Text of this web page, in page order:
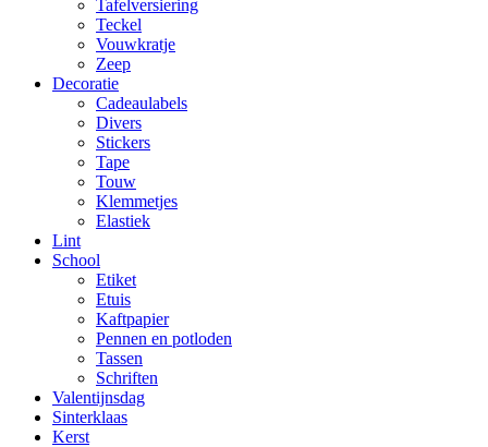
Tafelversiering
Teckel
Vouwkratje
Zeep
Decoratie
Cadeaulabels
Divers
Stickers
Tape
Touw
Klemmetjes
Elastiek
Lint
School
Etiket
Etuis
Kaftpapier
Pennen en potloden
Tassen
Schriften
Valentijnsdag
Sinterklaas
Kerst